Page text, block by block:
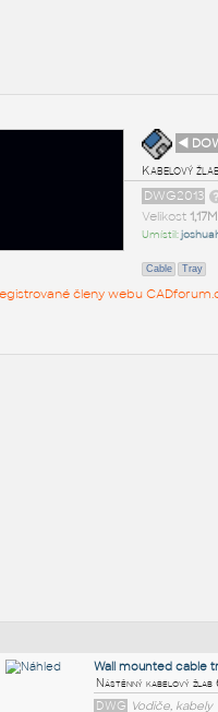
◄
Kabelový žlab
DWG2013
Velikost
Umístil:
Cable Tray
členy webu